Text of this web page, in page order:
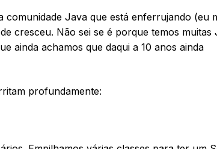
Java que está enferrujando (eu
cresceu. Não sei se é porque temos muitas
ainda achamos que daqui a 10 anos ainda
profundamente: